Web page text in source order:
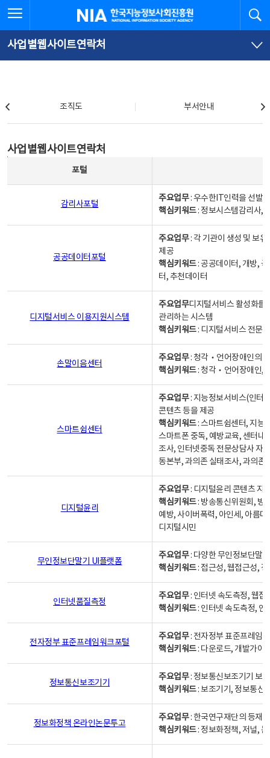
문
로
가
체
뉴
바
가
한국지능정보사회진흥원
사업별웹사이트연락처
조직도 부서안내
사업별웹사이트연락처
포털
감리사포털
주요업무: 우수한IT인력을 선발
핵심키워드: 정보시스템감리사,
공공데이터포털
주요업무: 각 기관이 생성 및 보
제공
핵심키워드: 공공데이터, 개방,
터, 추천데이터
디지털서비스 이용지원시스템
주요업무디지털서비스 활성화를
관리하는 시스템
핵심키워드: 디지털서비스 전문
손말이음센터
주요업무: 청각‧언어장애인의
핵심키워드: 청각‧언어장애인,
스마트쉼센터
주요업무: 지능정보서비스(인터
콘텐츠 등을 제공
핵심키워드: 스마트쉼센터, 지능
스마트폰 중독, 예방교육, 센터내
조사, 인터넷중독 전문상담사 자
동본부, 과의존 실태조사, 과의존
디지털윤리
주요업무: 디지털윤리 콘텐츠 지
핵심키워드: 방송통신위원회, 방
예방, 사이버폭력, 아인세, 아름
디지털시민
무인정보단말기 UI플랫폼
주요업무: 다양한 무인정보단말
핵심키워드: 접근성, 웹접근성,
인터넷품질측정
주요업무: 인터넷 속도측정, 웹접
핵심키워드: 인터넷 속도측정, 인
전자정부 표준프레임워크포털
주요업무: 전자정부 표준프레임
핵심키워드: 다운로드, 개발가이
정보통신보조기기
주요업무: 정보통신보조기기 보
핵심키워드: 보조기기, 정보통신
정보화정책 온라인논문투고
주요업무: 한국연구재단의 등재
핵심키워드: 정보화정책, 저널,